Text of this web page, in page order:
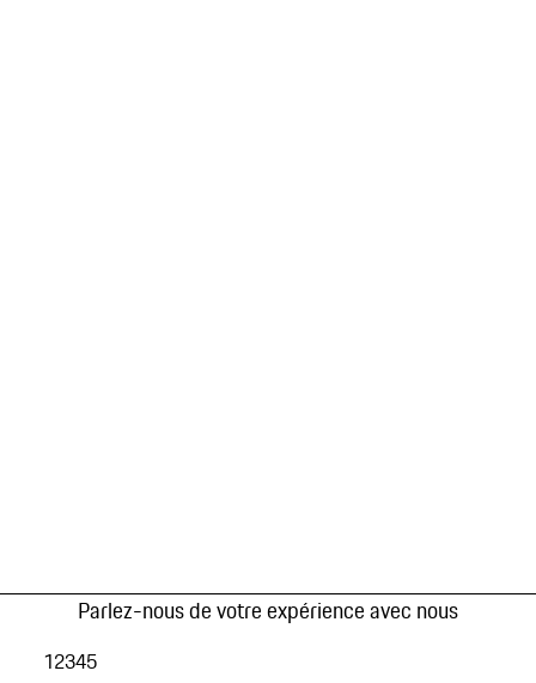
Parlez-nous de votre expérience avec nous
12345